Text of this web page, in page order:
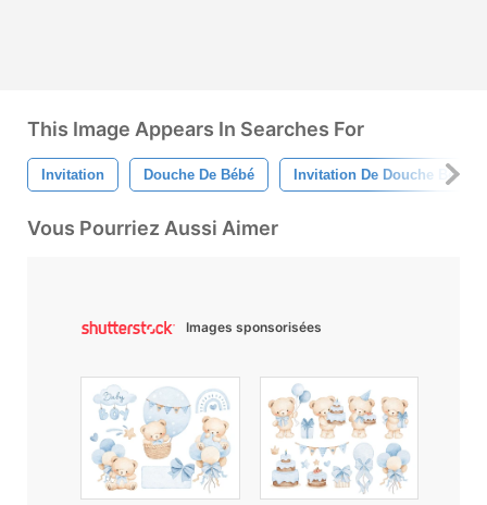
This Image Appears In Searches For
Invitation Douche De Bébé Invitation De Douche Bébé
Vous Pourriez Aussi Aimer
Images sponsorisées